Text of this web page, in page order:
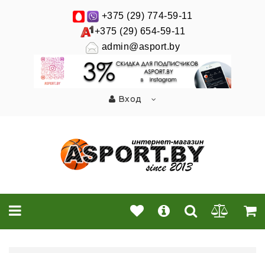
+375 (29) 774-59-11
+375 (29) 654-59-11
admin@asport.by
Вход